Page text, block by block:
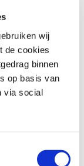
wij
de cookies
binnen
op basis van
via social
ADV 350